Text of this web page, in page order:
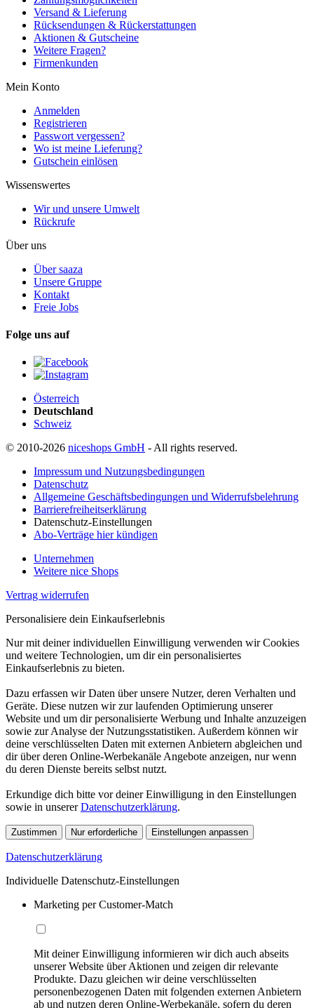
Versand & Lieferung
Rücksendungen & Rückerstattungen
Aktionen & Gutscheine
Weitere Fragen?
Firmenkunden
Mein Konto
Anmelden
Registrieren
Passwort vergessen?
Wo ist meine Lieferung?
Gutschein einlösen
Wissenswertes
Wir und unsere Umwelt
Rückrufe
Über uns
Über saaza
Unsere Gruppe
Kontakt
Freie Jobs
Folge uns auf
Österreich
Deutschland
Schweiz
© 2010-2026 niceshops GmbH - All rights reserved.
Impressum und Nutzungsbedingungen
Datenschutz
Allgemeine Geschäftsbedingungen und Widerrufsbelehrung
Barrierefreiheitserklärung
Datenschutz-Einstellungen
Abo-Verträge hier kündigen
Unternehmen
Weitere nice Shops
Vertrag widerrufen
Personalisiere dein Einkaufserlebnis
Nur mit deiner individuellen Einwilligung verwenden wir Cookies
und weitere Technologien, um dir ein personalisiertes
Einkaufserlebnis zu bieten.
Dazu erfassen wir Daten über unsere Nutzer, deren Verhalten und
Geräte. Diese nutzen wir zur laufenden Optimierung unserer
Website und um dir personalisierte Werbung und Inhalte anzuzeigen
sowie zur Analyse der Nutzungsstatistiken. Außerdem können wir
deine verschlüsselten Daten mit externen Anbietern abgleichen und
dir über deren Online-Werbekanäle Angebote anzeigen, nur wenn
du deren Dienste bereits selbst nutzt.
Erkundige dich bitte vor deiner Einwilligung in den Einstellungen
sowie in unsererDatenschutzerklärung.
Zustimmen Nur erforderliche Einstellungen anpassen
Datenschutzerklärung
Individuelle Datenschutz-Einstellungen
Marketing per Customer-Match
Mit deiner Einwilligung informieren wir dich auch abseits
unserer Website über Aktionen und zeigen dir relevante
Produkte. Dazu gleichen wir deine verschlüsselten
personenbezogenen Daten mit folgenden externen Anbietern
ab und nutzen deren Online-Werbekanäle, sofern du deren